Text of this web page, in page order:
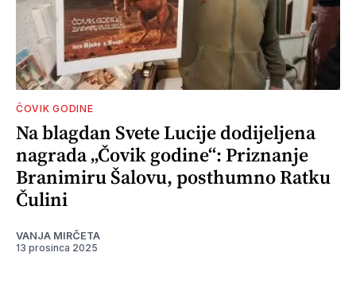
ČOVIK GODINE
Na blagdan Svete Lucije dodijeljena
nagrada „Čovik godine“: Priznanje
Branimiru Šalovu, posthumno Ratku
Čulini
VANJA MIRČETA
13 prosinca 2025